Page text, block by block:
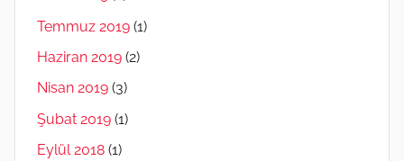
Temmuz 2019 (1)
Haziran 2019 (2)
Nisan 2019 (3)
Şubat 2019 (1)
Eylül 2018 (1)